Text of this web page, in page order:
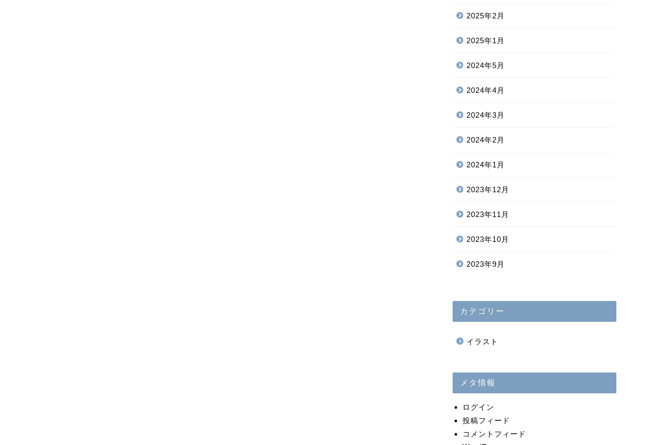
2025年2月
2025年1月
2024年5月
2024年4月
2024年3月
2024年2月
2024年1月
2023年12月
2023年11月
2023年10月
2023年9月
カテゴリー
イラスト
メタ情報
ログイン
投稿フィード
コメントフィード